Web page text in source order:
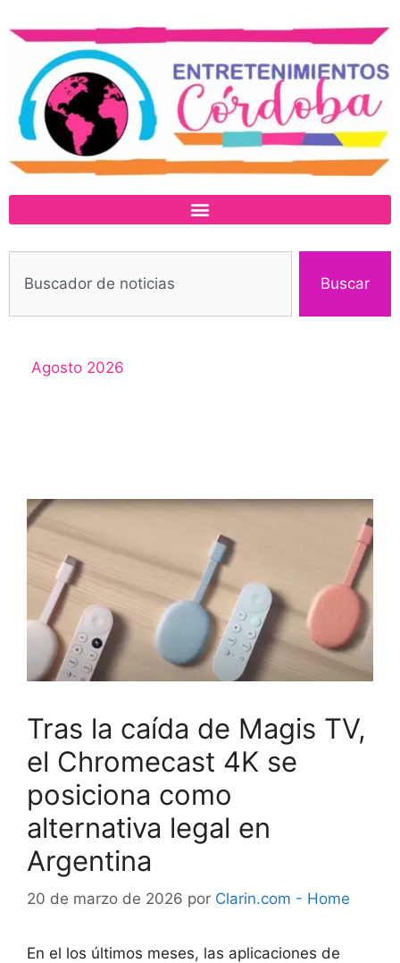
Buscar
Agosto 2026
Tras la caída de Magis TV,
el Chromecast 4K se
posiciona como
alternativa legal en
Argentina
20 de marzo de 2026 por Clarin.com - Home
En el los últimos meses, las aplicaciones de